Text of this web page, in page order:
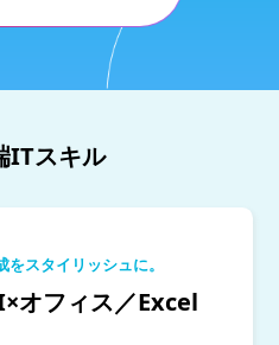
ITスキル
をスタイリッシュに。
オフィス／Excel